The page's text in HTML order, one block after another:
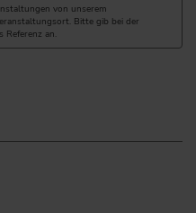
von unserem
Bitte gib bei der
Referenz an.